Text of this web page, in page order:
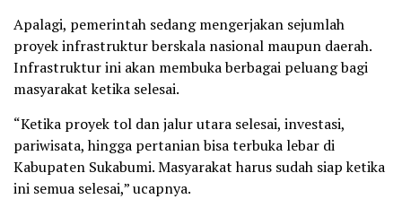
Apalagi, pemerintah sedang mengerjakan sejumlah
proyek infrastruktur berskala nasional maupun daerah.
Infrastruktur ini akan membuka berbagai peluang bagi
masyarakat ketika selesai.
“Ketika proyek tol dan jalur utara selesai, investasi,
pariwisata, hingga pertanian bisa terbuka lebar di
Kabupaten Sukabumi. Masyarakat harus sudah siap ketika
ini semua selesai,” ucapnya.